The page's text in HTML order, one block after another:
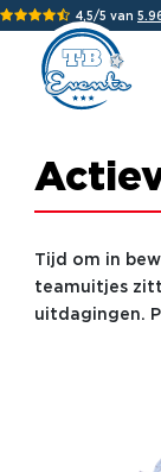
4,5/5 van
Tijd om in
teamuitjes
uitdagingen.